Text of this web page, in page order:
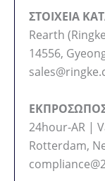
ΣΤΟΙΧΕΙΑ
Rearth
14556,
ΕΚΠΡΟΣΩΠΟΣ
24hour-AR |
Rotterdam,